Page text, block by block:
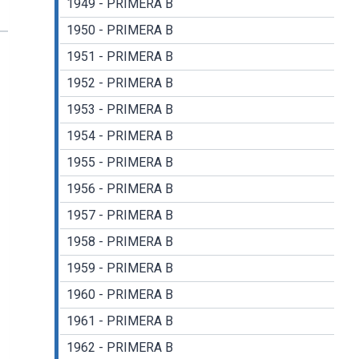
1949 - PRIMERA B
1950 - PRIMERA B
1951 - PRIMERA B
1952 - PRIMERA B
1953 - PRIMERA B
1954 - PRIMERA B
1955 - PRIMERA B
1956 - PRIMERA B
1957 - PRIMERA B
1958 - PRIMERA B
1959 - PRIMERA B
1960 - PRIMERA B
1961 - PRIMERA B
1962 - PRIMERA B